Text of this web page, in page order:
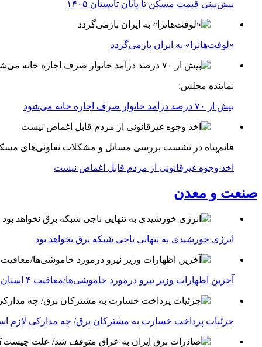
پیش‌بینی قیمت مسکن تا پایان تابستان ۱۴۰۵
«لوفت‌هانزا» به ایران بازمی‌گردد
نماینده مجلس:
بیش از ۷۰ درصد درآمد خانوار صرف اجاره خانه می‌شود
قائم‌پناه در نشست بررسی مسائل و مشکلات تعاونی‌های
اخذ وجوه غیرقانونی از مردم قابل اغماض نیست
صنعت و معدن
انرژی خورشیدی به تنهایی ناجی شبکه برق نخواهد بود
آخرین اظهارات وزیر نیرو درمورد خاموشی‌ها/معافیت ۴ استان جنوبی درگیر جنگ از قطعی برق
جزئیات پرداخت خسارت به مشترکان برق/ چه مدارکی لازم